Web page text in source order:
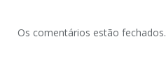
Os comentários estão fechados.